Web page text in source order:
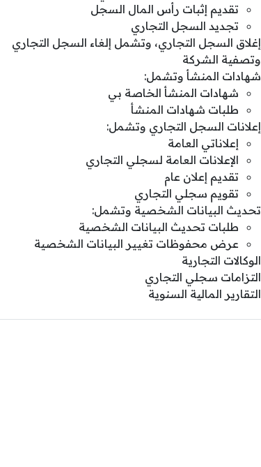
تقديم إثبات رأس المال السجل
تجديد السجل التجاري
إغلاق السجل التجاري، وتشمل إلغاء السجل التجاري
وتصفية الشركة
شهادات المنشأ وتشمل:
شهادات المنشأ الخاصة بي
طلبات شهادات المنشأ
إعلانات السجل التجاري وتشمل:
إعلاناتي العامة
الإعلانات العامة لسجلي التجاري
تقديم إعلان عام
تقويم سجلي التجاري
تحديث البيانات الشخصية وتشمل:
طلبات تحديث البيانات الشخصية
عرض محفوظات تغيير البيانات الشخصية
الوكالات التجارية
التزامات سجلي التجاري
التقارير المالية السنوية